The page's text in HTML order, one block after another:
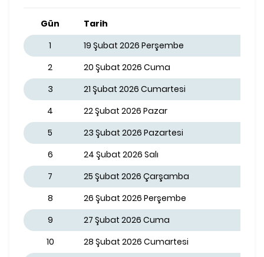
Gün Tarih
1
19 Şubat 2026 Perşembe
2
20 Şubat 2026 Cuma
3
21 Şubat 2026 Cumartesi
4
22 Şubat 2026 Pazar
5
23 Şubat 2026 Pazartesi
6
24 Şubat 2026 Salı
7
25 Şubat 2026 Çarşamba
8
26 Şubat 2026 Perşembe
9
27 Şubat 2026 Cuma
10
28 Şubat 2026 Cumartesi